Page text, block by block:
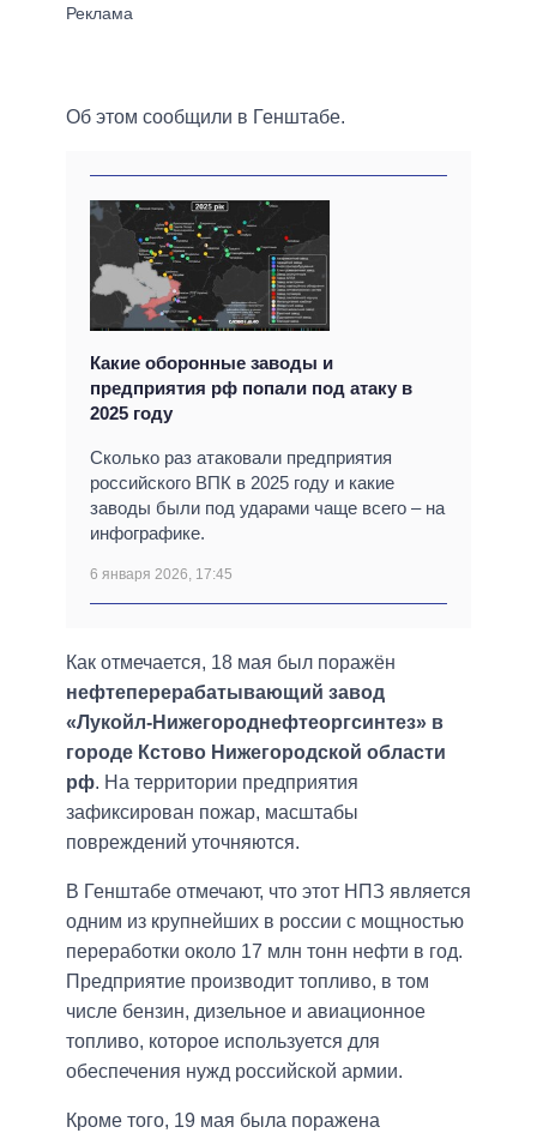
Об этом сообщили в Генштабе.
Какие оборонные заводы и
предприятия рф попали под атаку в
2025 году
Сколько раз атаковали предприятия
российского ВПК в 2025 году и какие
заводы были под ударами чаще всего – на
инфографике.
6 января 2026, 17:45
Как отмечается, 18 мая был поражён
нефтеперерабатывающий завод
«Лукойл-Нижегороднефтеоргсинтез» в
городе Кстово Нижегородской области
рф. На территории предприятия
зафиксирован пожар, масштабы
повреждений уточняются.
В Генштабе отмечают, что этот НПЗ является
одним из крупнейших в россии с мощностью
переработки около 17 млн тонн нефти в год.
Предприятие производит топливо, в том
числе бензин, дизельное и авиационное
топливо, которое используется для
обеспечения нужд российской армии.
Кроме того, 19 мая была поражена